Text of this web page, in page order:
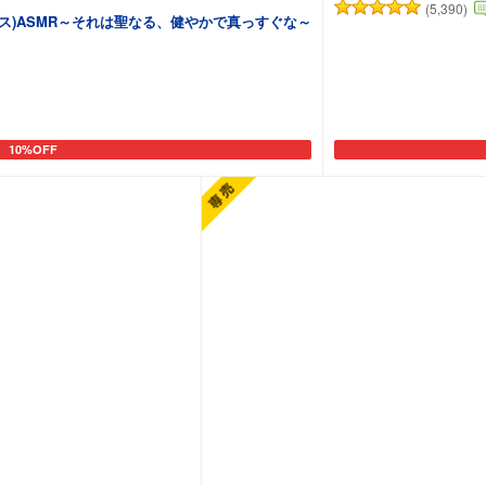
)ASMR～それは聖なる、健やかで真っすぐな～
10%OFF
ートに追加
(5,390)